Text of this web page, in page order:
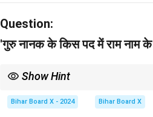
Question:
'गुरु नानक के किस पद में राम नाम के
Show Hint
Bihar Board X - 2024 Bihar Board X